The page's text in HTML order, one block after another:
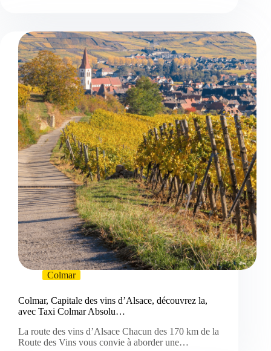
Colmar
Colmar, Capitale des vins d’Alsace, découvrez la,
avec Taxi Colmar Absolu…
La route des vins d’Alsace Chacun des 170 km de la
Route des Vins vous convie à aborder une…